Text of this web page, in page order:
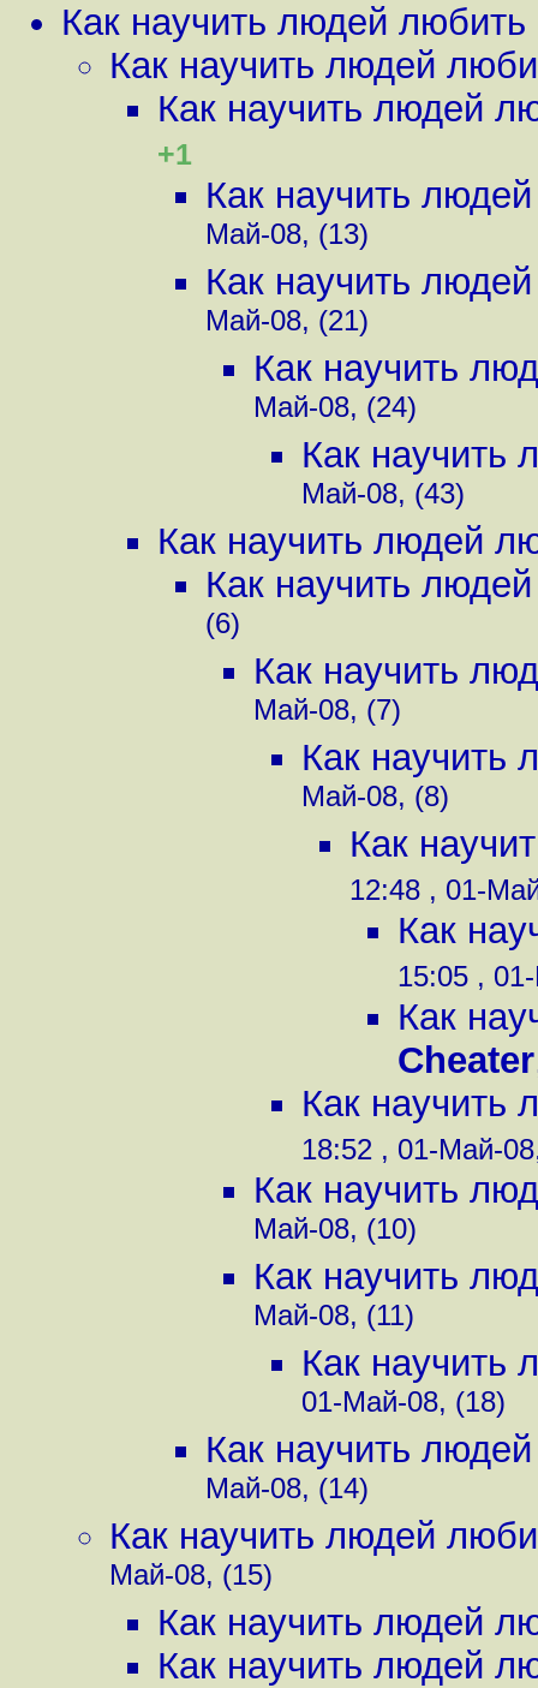
Как научить людей любить
Как научить людей
Как научить людей
+1
Как научить
Май-08, (13)
Как научить
Май-08, (21)
Как научить
Май-08, (24)
Как научить
Май-08, (43)
Как научить людей
Как научить
(6)
Как научить
Май-08, (7)
Как научить
Май-08, (8)
Как
12:48 , 01-
Как
15:05 ,
Как
Cheater
Как научить
18:52 , 01-Май-
Как научить
Май-08, (10)
Как научить
Май-08, (11)
Как научить
01-Май-08, (18)
Как научить
Май-08, (14)
Как научить людей
Май-08, (15)
Как научить людей
Как научить людей